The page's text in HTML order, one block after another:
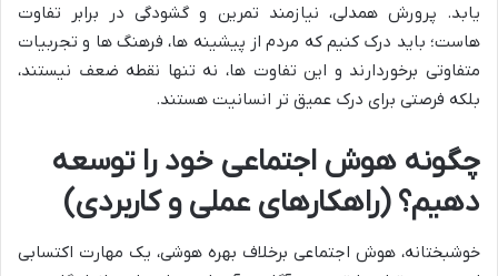
یابد. پرورش همدلی، نیازمند تمرین و گشودگی در برابر تفاوت
هاست؛ باید درک کنیم که مردم از پیشینه ها، فرهنگ ها و تجربیات
متفاوتی برخوردارند و این تفاوت ها، نه تنها نقطه ضعف نیستند،
بلکه فرصتی برای درک عمیق تر انسانیت هستند.
چگونه هوش اجتماعی خود را توسعه
دهیم؟ (راهکارهای عملی و کاربردی)
خوشبختانه، هوش اجتماعی برخلاف بهره هوشی، یک مهارت اکتسابی